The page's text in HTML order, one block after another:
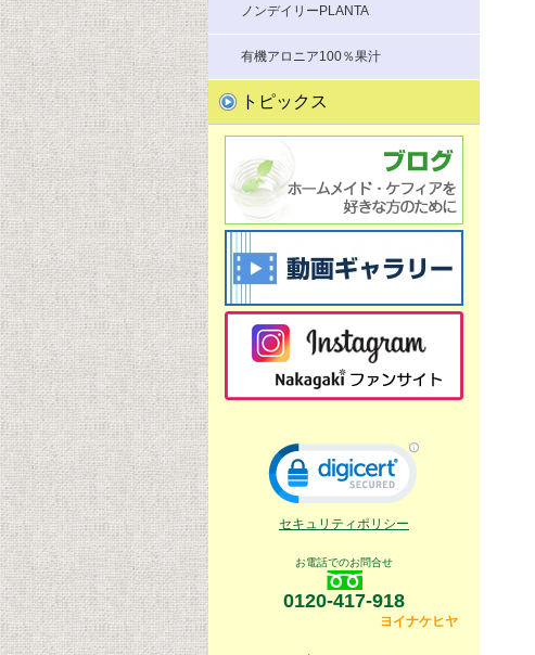
ノンデイリーPLANTA
有機アロニア100％果汁
トピックス
セキュリティポリシー
お電話でのお問合せ
0120-417-918
ヨイナケヒヤ